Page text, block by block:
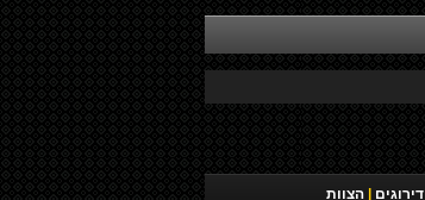
דירוגים הצוות